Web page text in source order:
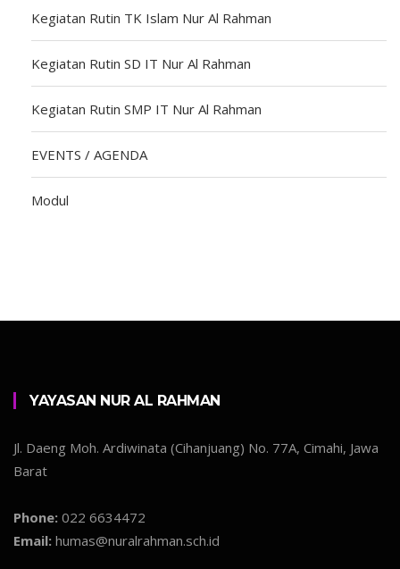
Kegiatan Rutin TK Islam Nur Al Rahman
Kegiatan Rutin SD IT Nur Al Rahman
Kegiatan Rutin SMP IT Nur Al Rahman
EVENTS / AGENDA
Modul
YAYASAN NUR AL RAHMAN
Jl. Daeng Moh. Ardiwinata (Cihanjuang) No. 77A, Cimahi, Jawa
Barat
Phone: 022 6634472
Email: humas@nuralrahman.sch.id